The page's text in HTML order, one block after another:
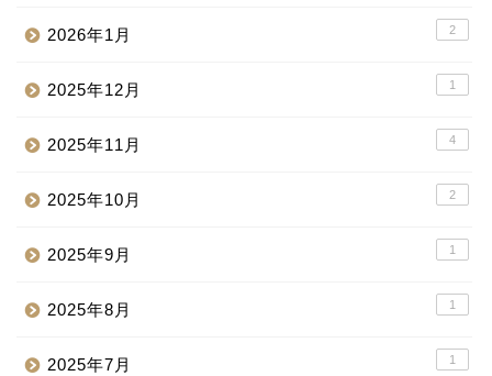
2026年1月 2
2025年12月 1
2025年11月 4
2025年10月 2
2025年9月 1
2025年8月 1
2025年7月 1